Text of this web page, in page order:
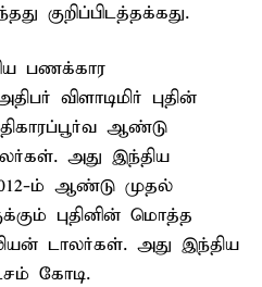
குறிப்பிடத்தக்கது.
பணக்கார
விளாடிமிர் புதின்
ஆண்டு
அது இந்திய
2012-ம் ஆண்டு முதல்
புதினின் மொத்த
டாலர்கள். அது இந்திய
கோடி.